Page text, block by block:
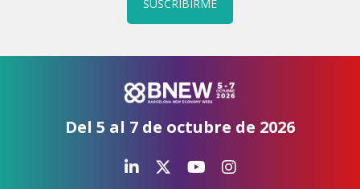
SUSCRIBIRME
Del 5 al 7 de octubre de 2026